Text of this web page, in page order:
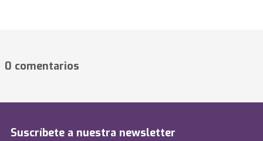
0 comentarios
Suscríbete a nuestra newsletter